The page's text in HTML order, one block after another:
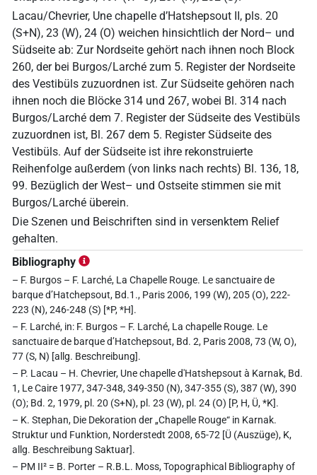
Lacau/Chevrier, Une chapelle d’Hatshepsout II, pls. 20
(S+N), 23 (W), 24 (O) weichen hinsichtlich der Nord– und
Südseite ab: Zur Nordseite gehört nach ihnen noch Block
260, der bei Burgos/Larché zum 5. Register der Nordseite
des Vestibüls zuzuordnen ist. Zur Südseite gehören nach
ihnen noch die Blöcke 314 und 267, wobei Bl. 314 nach
Burgos/Larché dem 7. Register der Südseite des Vestibüls
zuzuordnen ist, Bl. 267 dem 5. Register Südseite des
Vestibüls. Auf der Südseite ist ihre rekonstruierte
Reihenfolge außerdem (von links nach rechts) Bl. 136, 18,
99. Bezüglich der West– und Ostseite stimmen sie mit
Burgos/Larché überein.
Die Szenen und Beischriften sind in versenktem Relief
gehalten.
Bibliography
– F. Burgos – F. Larché, La Chapelle Rouge. Le sanctuaire de
barque d’Hatchepsout, Bd.1., Paris 2006, 199 (W), 205 (O), 222-
223 (N), 246-248 (S) [*P, *H].
– F. Larché, in: F. Burgos – F. Larché, La chapelle Rouge. Le
sanctuaire de barque d’Hatchepsout, Bd. 2, Paris 2008, 73 (W, O),
77 (S, N) [allg. Beschreibung].
– P. Lacau – H. Chevrier, Une chapelle d'Hatshepsout à Karnak, Bd.
1, Le Caire 1977, 347-348, 349-350 (N), 347-355 (S), 387 (W), 390
(O); Bd. 2, 1979, pl. 20 (S+N), pl. 23 (W), pl. 24 (O) [P, H, Ü, *K].
– K. Stephan, Die Dekoration der „Chapelle Rouge“ in Karnak.
Struktur und Funktion, Norderstedt 2008, 65-72 [Ü (Auszüge), K,
allg. Beschreibung Saktuar].
– PM II² = B. Porter – R.B.L. Moss, Topographical Bibliography of